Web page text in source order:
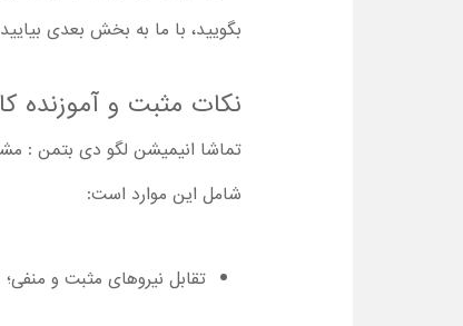
بگویید، با ما به بخش بعدی
نکات مثبت و آموزنده
شامل این موارد است:
تقابل نیروهای مثبت و منفی؛